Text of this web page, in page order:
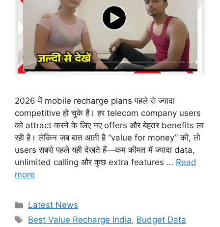
2026 में mobile recharge plans पहले से ज्यादा
competitive हो चुके हैं। हर telecom company users
को attract करने के लिए नए offers और बेहतर benefits ला
रही है। लेकिन जब बात आती है “value for money” की, तो
users सबसे पहले यही देखते हैं—कम कीमत में ज्यादा data,
unlimited calling और कुछ extra features … Read
more
Categories
Latest News
Tags
Best Value Recharge India, Budget Data